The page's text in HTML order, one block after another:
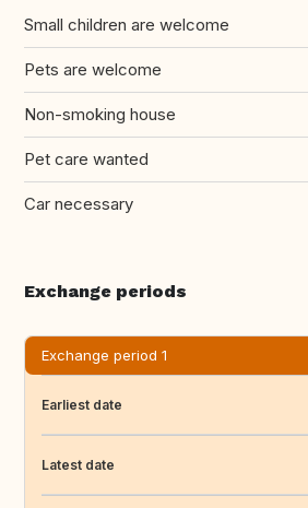
Small children are welcome
Pets are welcome
Non-smoking house
Pet care wanted
Car necessary
Exchange periods
Exchange period 1
Earliest date
Latest date